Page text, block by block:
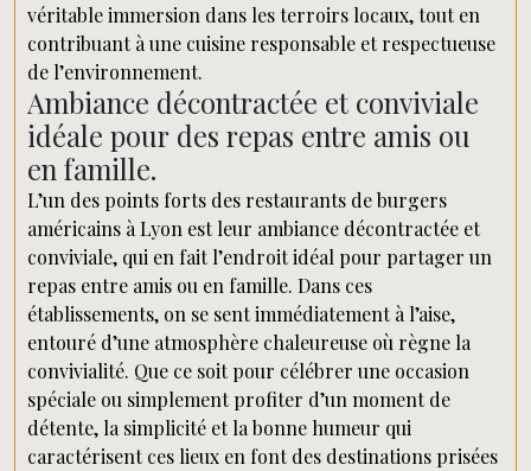
véritable immersion dans les terroirs locaux, tout en
contribuant à une cuisine responsable et respectueuse
de l’environnement.
Ambiance décontractée et conviviale
idéale pour des repas entre amis ou
en famille.
L’un des points forts des restaurants de burgers
américains à Lyon est leur ambiance décontractée et
conviviale, qui en fait l’endroit idéal pour partager un
repas entre amis ou en famille. Dans ces
établissements, on se sent immédiatement à l’aise,
entouré d’une atmosphère chaleureuse où règne la
convivialité. Que ce soit pour célébrer une occasion
spéciale ou simplement profiter d’un moment de
détente, la simplicité et la bonne humeur qui
caractérisent ces lieux en font des destinations prisées